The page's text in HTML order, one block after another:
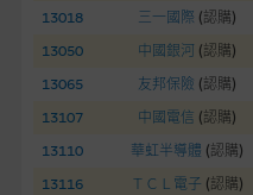
13018
三一國際 (認購)
13050
中國銀河 (認購)
13065
友邦保險 (認購)
13107
中國電信 (認購)
13110
華虹半導體 (認購)
13116
ＴＣＬ電子 (認購)
網站內容不構成要約及徵求
買或銷售任何證券、貸款或
品的過去業績並不保證或預測
在法律最大許可的情況下，
事、高層職員、僱員或代理